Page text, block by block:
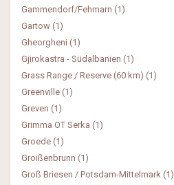
Gammendorf/Fehmarn (1)
Gartow (1)
Gheorgheni (1)
Gjirokastra - Südalbanien (1)
Grass Range / Reserve (60 km) (1)
Greenville (1)
Greven (1)
Grimma OT Serka (1)
Groede (1)
Groißenbrunn (1)
Groß Briesen / Potsdam-Mittelmark (1)